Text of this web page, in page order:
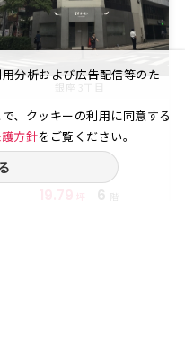
6
階
分析および広告配信等のた
、クッキーの利用に同意する
方針をご覧ください。